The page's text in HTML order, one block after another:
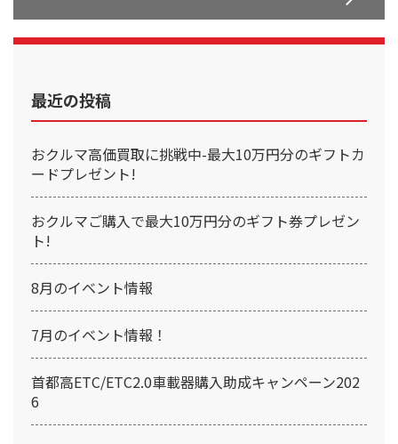
最近の投稿
おクルマ高価買取に挑戦中-最大10万円分のギフトカ
ードプレゼント!
おクルマご購入で最大10万円分のギフト券プレゼン
ト!
8月のイベント情報
7月のイベント情報！
首都高ETC/ETC2.0車載器購入助成キャンペーン202
6